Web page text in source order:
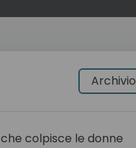
Archivio
colpisce le donne